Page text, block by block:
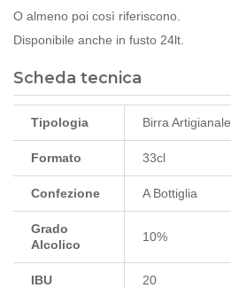
O almeno poi così riferiscono.
Disponibile anche in fusto 24lt.
Scheda tecnica
Tipologia Birra Artigianale
Formato 33cl
Confezione A Bottiglia
Grado
Alcolico
10%
IBU 20